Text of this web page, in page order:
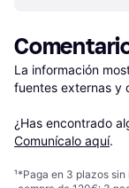
La información
fuentes externas y
¿Has encontrado
Comunícalo aquí.
¹*Paga en 3 plazos sin